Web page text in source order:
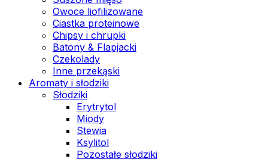
Owoce liofilizowane
Ciastka proteinowe
Chipsy i chrupki
Batony & Flapjacki
Czekolady
Inne przekąski
Aromaty i słodziki
Słodziki
Erytrytol
Miody
Stewia
Ksylitol
Pozostałe słodziki